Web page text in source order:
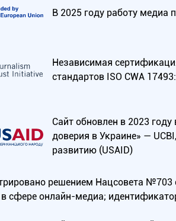
В 2025 году работу медиа
Независимая
стандартов ISO CWA
Сайт обновлен в 2023
доверия в Украине» —
развитию (USAID)
решением Нацсовета №703
в сфере онлайн-медиа;